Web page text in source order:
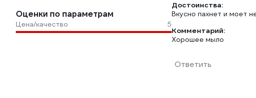
Оценки по параметрам
Цена/качество 5
Достоинства:
Вкусно пахнет и моет
Комментарий:
Хорошее мыло
Ответить